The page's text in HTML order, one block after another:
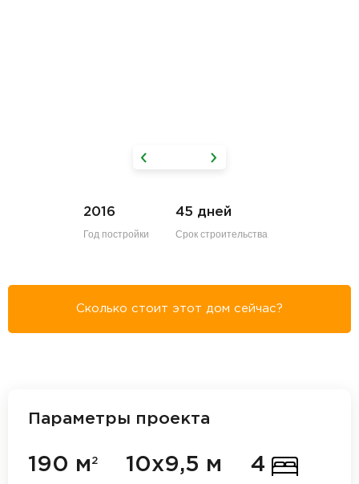
2016
Год постройки
45 дней
Срок строительства
Сколько стоит этот дом сейчас?
Параметры проекта
190 м 2 10х9,5 м 4